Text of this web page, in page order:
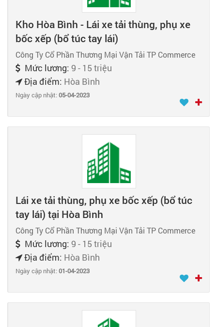
Kho Hòa Bình - Lái xe tải thùng, phụ xe
bốc xếp (bổ túc tay lái)
Công Ty Cổ Phần Thương Mại Vận Tải TP Commerce
Mức lương: 9 - 15 triệu
Địa điểm: Hòa Bình
Ngày cập nhật:05-04-2023
Lái xe tải thùng, phụ xe bốc xếp (bổ túc
tay lái) tại Hòa Bình
Công Ty Cổ Phần Thương Mại Vận Tải TP Commerce
Mức lương: 9 - 15 triệu
Địa điểm: Hòa Bình
Ngày cập nhật:01-04-2023